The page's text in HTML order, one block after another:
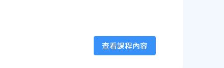
查看課程內容